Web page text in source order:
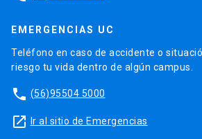
EMERGENCIAS UC
Teléfono en caso de accidente o
riesgo tu vida dentro de algún campus.
phone (56)95504 5000
launch Ir al sitio de Emergencias